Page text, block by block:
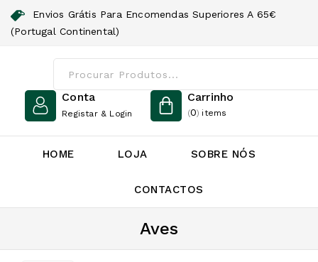
Envios Grátis Para Encomendas Superiores A 65€
(Portugal Continental)
Conta
Registar & Login
Carrinho
(0) items
HOME LOJA SOBRE NÓS
CONTACTOS
Aves